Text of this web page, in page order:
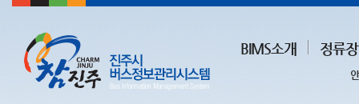
BIMS소개 정류